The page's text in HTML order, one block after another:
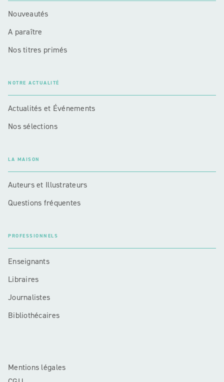
Nouveautés
A paraître
Nos titres primés
NOTRE ACTUALITÉ
Actualités et Événements
Nos sélections
LA MAISON
Auteurs et Illustrateurs
Questions fréquentes
PROFESSIONNELS
Enseignants
Libraires
Journalistes
Bibliothécaires
Mentions légales